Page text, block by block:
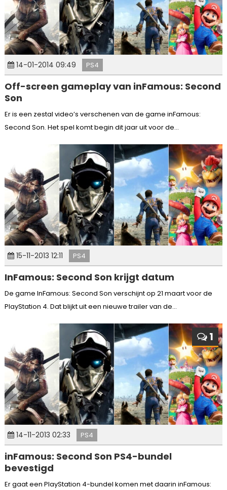
14-01-2014 09:49 PS4
Off-screen gameplay van inFamous: Second
Son
Er is een zestal video’s verschenen van de game inFamous:
Second Son. Het spel komt begin dit jaar uit voor de...
15-11-2013 12:11 PS4
InFamous: Second Son krijgt datum
De game InFamous: Second Son verschijnt op 21 maart voor de
PlayStation 4. Dat blijkt uit een nieuwe trailer van de...
1
14-11-2013 02:33 PS4
inFamous: Second Son PS4-bundel
bevestigd
Er gaat een PlayStation 4-bundel komen met daarin inFamous: